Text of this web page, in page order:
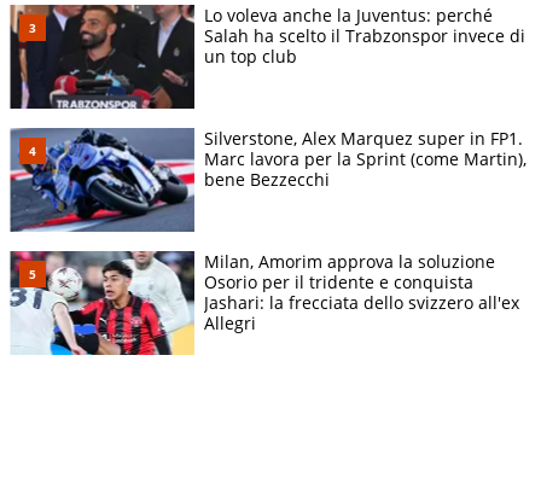
Lo voleva anche la Juventus: perché
Salah ha scelto il Trabzonspor invece di
un top club
Silverstone, Alex Marquez super in FP1.
Marc lavora per la Sprint (come Martin),
bene Bezzecchi
Milan, Amorim approva la soluzione
Osorio per il tridente e conquista
Jashari: la frecciata dello svizzero all'ex
Allegri